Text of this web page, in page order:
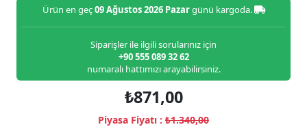
Ürün en geç09 Ağustos 2026 Pazargünü kargoda.
Siparişler ile ilgili sorularınız için
+90 555 089 32 62
numaralı hattımızı arayabilirsiniz.
₺871,00
Piyasa Fiyatı : ₺1.340,00